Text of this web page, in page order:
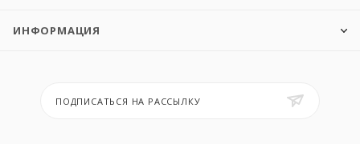
ИНФОРМАЦИЯ
ПОДПИСАТЬСЯ НА РАССЫЛКУ